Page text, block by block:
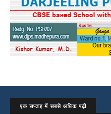
एक सप्ताह में सबसे अधिक पढ़ी